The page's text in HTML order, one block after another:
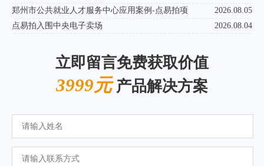
郑州市公共就业人才服务中心应用案例-点易拍项
2026.08.05
点易拍入围中央电子卖场
2026.08.04
立即留言免费获取价值
3999元产品解决方案